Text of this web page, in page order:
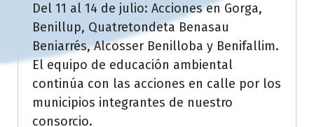
Del 11 al 14 de julio: Acciones en Gorga,
Benillup, Quatretondeta Benasau
Beniarrés, Alcosser Benilloba y Benifallim.
El equipo de educación ambiental
continúa con las acciones en calle por los
municipios integrantes de nuestro
consorcio.